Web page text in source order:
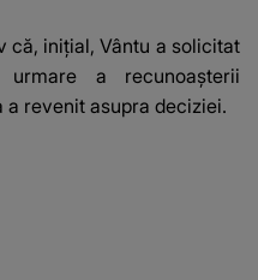
că..."
că, iniţial, Vântu a solicitat
a recunoaşterii
revenit asupra deciziei.